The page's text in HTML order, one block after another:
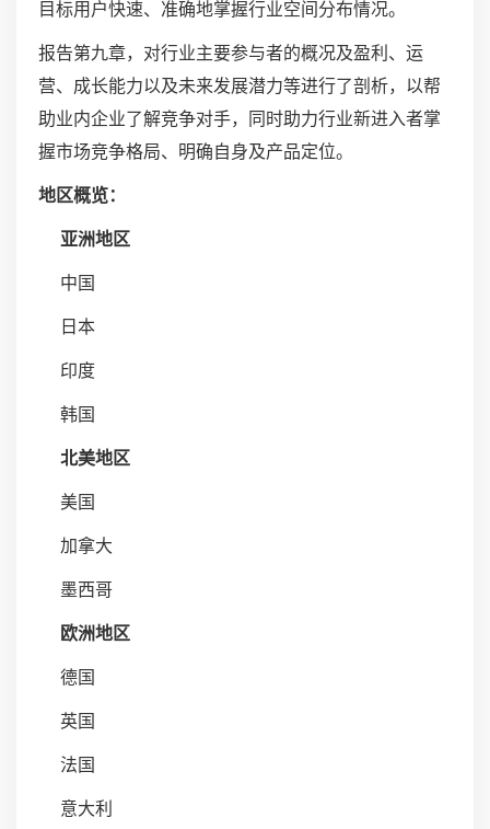
目标用户快速、准确地掌握行业空间分布情况。
报告第九章，对行业主要参与者的概况及盈利、运
营、成长能力以及未来发展潜力等进行了剖析，以帮
助业内企业了解竞争对手，同时助力行业新进入者掌
握市场竞争格局、明确自身及产品定位。
地区概览：
亚洲地区
中国
日本
印度
韩国
北美地区
美国
加拿大
墨西哥
欧洲地区
德国
英国
法国
意大利